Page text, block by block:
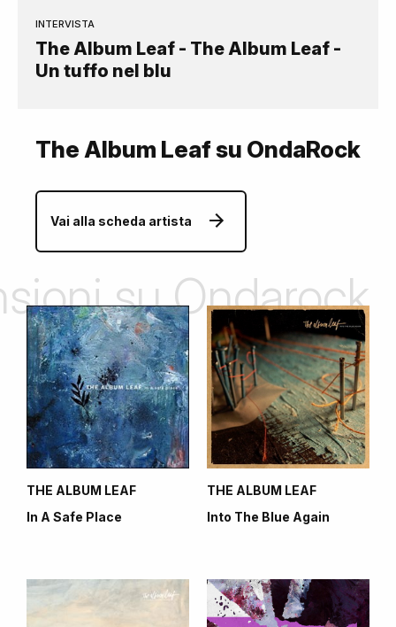
INTERVISTA
The Album Leaf - The Album Leaf -
Un tuffo nel blu
The Album Leaf su OndaRock
Vai alla scheda artista
su Ondarock
THE ALBUM LEAF
In A Safe Place
THE ALBUM LEAF
Into The Blue Again